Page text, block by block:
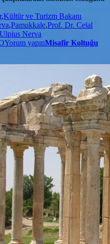
,Kültür ve Turizm Bakanı
,Pamukkale,Prof. Dr. Celal
Nerva
Yorum yapınMisafir Koltuğu